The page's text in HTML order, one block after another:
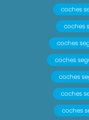
coches
coches
coches
coches
coches
coches
coches